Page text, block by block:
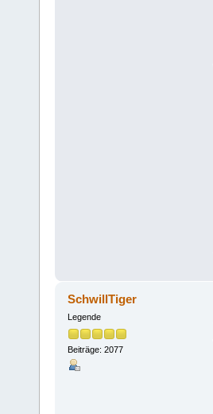
SchwillTiger
Legende
Beiträge: 2077